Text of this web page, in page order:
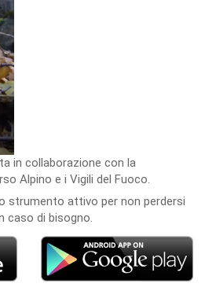
in collaborazione con la
Alpino e i Vigili del Fuoco.
strumento attivo per non perdersi
caso di bisogno.